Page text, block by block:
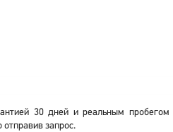
30 дней и реальным пробегом
запрос.